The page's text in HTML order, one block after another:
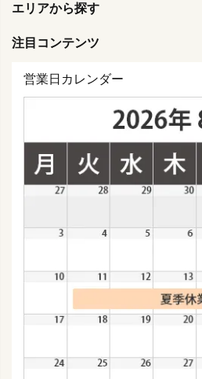
エリアから探す
注目コンテンツ
営業日カレンダー